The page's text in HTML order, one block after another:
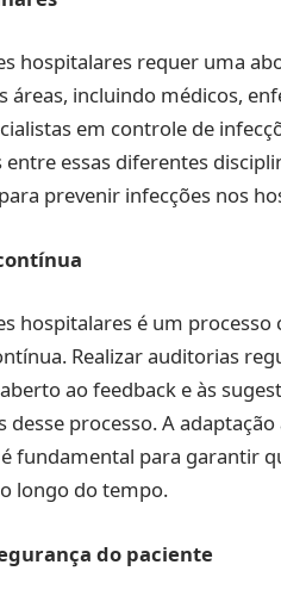
hospitalares requer uma
áreas, incluindo médicos,
em controle de
essas diferentes
prevenir infecções nos
hospitalares é um
Realizar auditorias
ao feedback e às
desse processo. A
fundamental para garantir
longo do tempo.
do paciente